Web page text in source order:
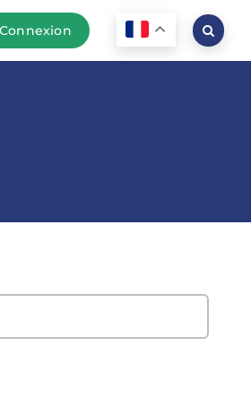
Connexion